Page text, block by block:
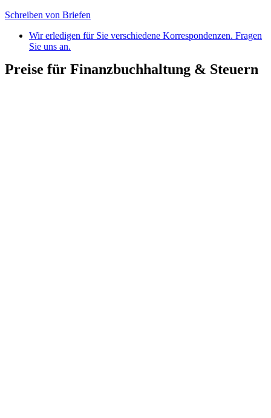
Schreiben von Briefen
Wir erledigen für Sie verschiedene Korrespondenzen. Fragen
Sie uns an.
Preise für Finanzbuchhaltung & Steuern